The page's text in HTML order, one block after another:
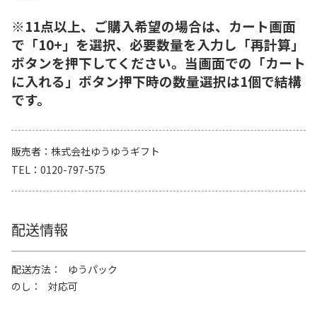
※11点以上、ご購入希望の場合は、カート画面
で「10+」を選択、必要数量を入力し「再計算」
ボタンを押下してください。当画面での「カート
に入れる」ボタン押下時の数量選択は1個で結構
です。
販売者
株式会社ゆうゆうギフト
TEL
0120-797-575
配送情報
配送方法
ゆうパック
のし
対応可